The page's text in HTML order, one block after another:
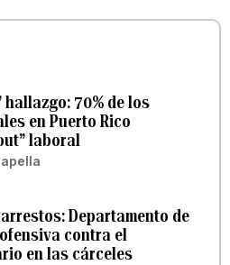
hallazgo: 70% de los
en Puerto Rico
laboral
Departamento de
contra el
en las cárceles